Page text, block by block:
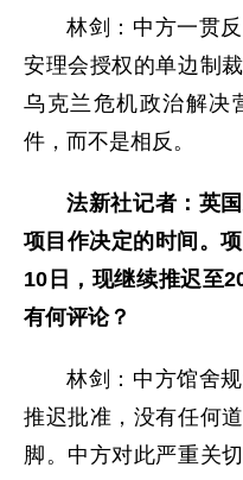
林剑：中方一贯
安理会授权的单边制
乌克兰危机政治解决
件，而不是相反。
法新社记者：英
项目作决定的时间。
10日，现继续推迟至
有何评论？
林剑：中方馆舍
推迟批准，没有任何
脚。中方对此严重关